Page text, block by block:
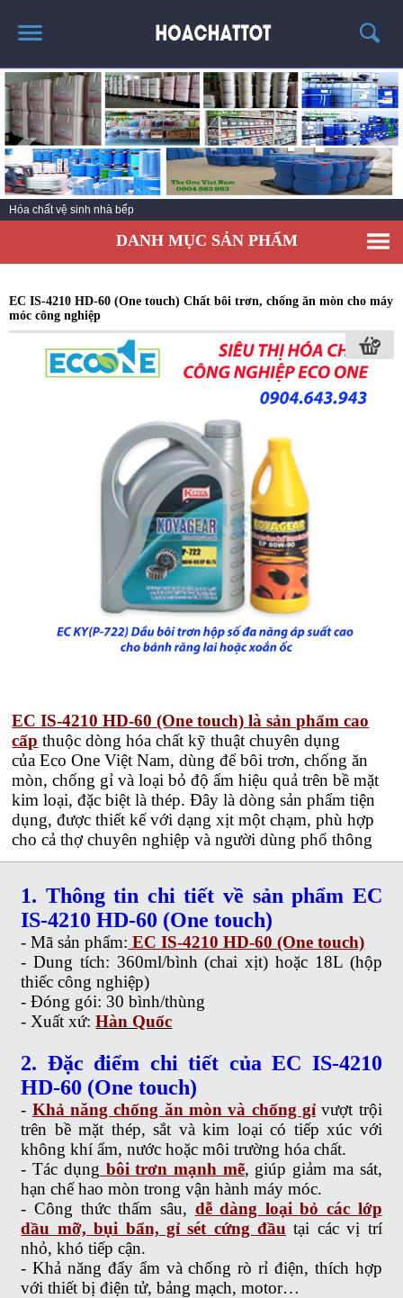
TRANG CHỦ
GIỚI THIỆU
SẢN PHẨM HÓT
KINH NGHIỆM & TIN TỨC
LIÊN HỆ
Hóa chất vệ sinh nhà bếp
DANH MỤC SẢN PHẨM
EC IS-4210 HD-60 (One touch) Chất bôi trơn, chống ăn mòn cho máy
móc công nghiệp
EC IS-4210 HD-60 (One touch) là sản phẩm cao
cấp thuộc dòng hóa chất kỹ thuật chuyên dụng
của Eco One Việt Nam, dùng để bôi trơn, chống ăn
mòn, chống gỉ và loại bỏ độ ẩm hiệu quả trên bề mặt
kim loại, đặc biệt là thép. Đây là dòng sản phẩm tiện
dụng, được thiết kế với dạng xịt một chạm, phù hợp
cho cả thợ chuyên nghiệp và người dùng phổ thông
1. Thông tin chi tiết về sản phẩm EC
IS-4210 HD-60 (One touch)
- Mã sản phẩm: EC IS-4210 HD-60 (One touch)
- Dung tích: 360ml/bình (chai xịt) hoặc 18L (hộp
thiếc công nghiệp)
- Đóng gói: 30 bình/thùng
- Xuất xứ:Hàn Quốc
2. Đặc điểm chi tiết của EC IS-4210
HD-60 (One touch)
- Khả năng chống ăn mòn và chống gỉvượt trội
trên bề mặt thép, sắt và kim loại có tiếp xúc với
không khí ẩm, nước hoặc môi trường hóa chất.
- Tác dụng bôi trơn mạnh mẽ, giúp giảm ma sát,
hạn chế hao mòn trong vận hành máy móc.
- Công thức thấm sâu, dễ dàng loại bỏ các lớp
dầu mỡ, bụi bẩn, gỉ sét cứng đầu tại các vị trí
nhỏ, khó tiếp cận.
- Khả năng đẩy ẩm và chống rò rỉ điện, thích hợp
với thiết bị điện tử, bảng mạch, motor…